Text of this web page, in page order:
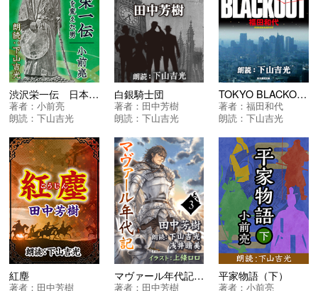
渋沢栄一伝 日本の未来を変えた男
著者：小前亮
朗読：下山吉光
白銀騎士団
著者： 田中芳樹
朗読： 下山吉光
TOKYO BLACKOUT
著者：福田和代
朗読：下山吉光
紅塵
著者： 田中芳樹
マヴァール年代記 第3巻 炎の凱歌
著者： 田中芳樹
平家物語（下）
著者：小前亮